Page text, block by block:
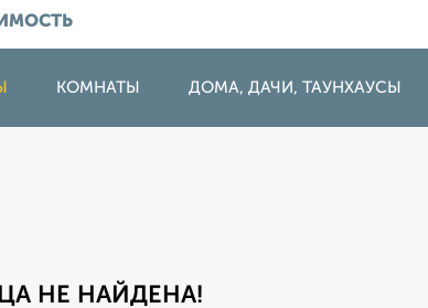
КОМНАТЫ ДОМА, ДАЧИ, ТАУНХАУСЫ
НЕ НАЙДЕНА!